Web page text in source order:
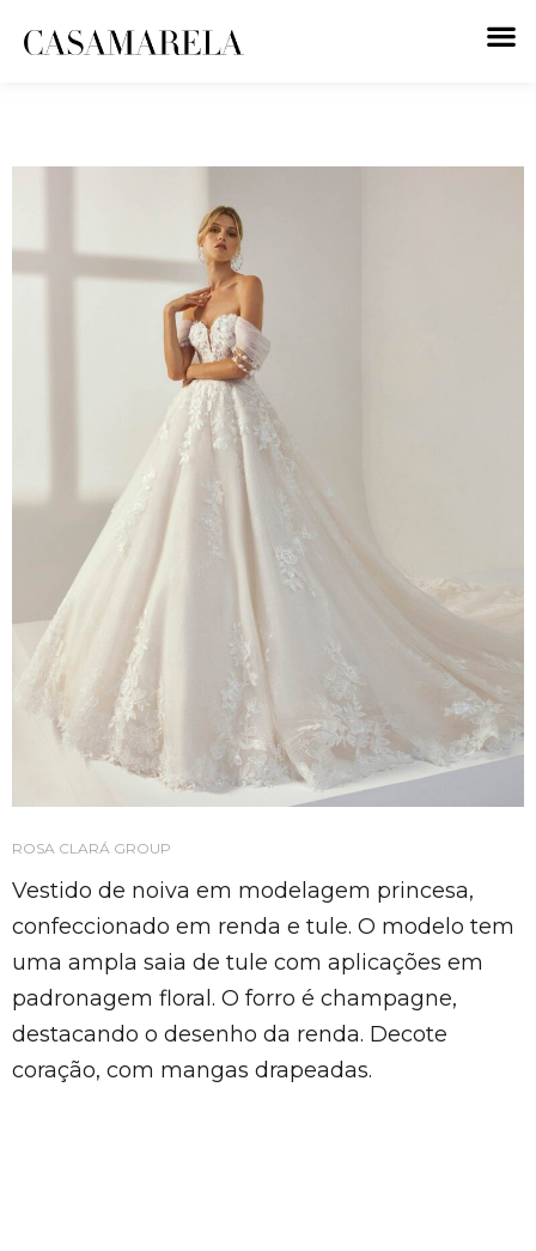
ROSA CLARÁ GROUP
Vestido de noiva em modelagem princesa,
confeccionado em renda e tule. O modelo tem
uma ampla saia de tule com aplicações em
padronagem floral. O forro é champagne,
destacando o desenho da renda. Decote
coração, com mangas drapeadas.